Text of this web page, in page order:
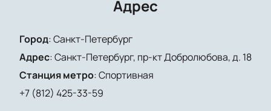
Адрес
Город:Санкт-Петербург
Адрес:Санкт-Петербург, пр-кт Добролюбова, д. 18
Станция метро:Спортивная
+7 (812) 425-33-59